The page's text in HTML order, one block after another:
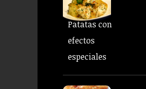
Patatas con
efectos
especiales